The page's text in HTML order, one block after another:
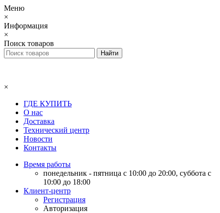
Меню
×
Информация
×
Поиск товаров
×
ГДЕ КУПИТЬ
О нас
Доставка
Технический центр
Новости
Контакты
Время работы
понедельник - пятница с 10:00 до 20:00, суббота с
10:00 до 18:00
Клиент-центр
Регистрация
Авторизация